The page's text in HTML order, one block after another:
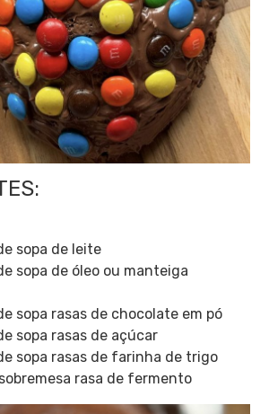
sopa de leite
sopa de óleo ou manteiga
sopa rasas de chocolate em pó
sopa rasas de açúcar
sopa rasas de farinha de trigo
rasa de fermento